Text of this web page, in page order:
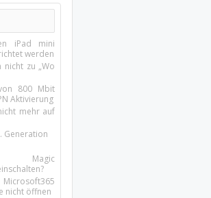
iPad mini
werden
nicht zu „Wo
800 Mbit
Aktivierung
mehr auf
Generation
Magic
nicht öffnen